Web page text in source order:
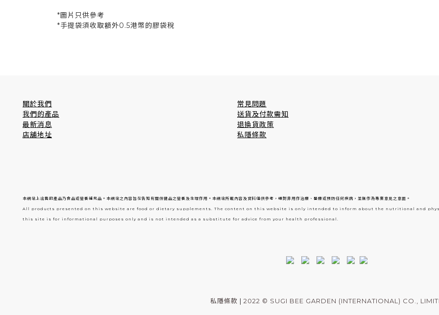
*圖片只供參考
*手提袋須收取額外0.5港幣的膠袋稅
關於我們
我們的產品
最新消息
店舖地址
常見問題
送貨及付款需知
退換貨政策
私隱條款
本網站上出售的產品乃食品或營養補充品。本網站之內容旨在告知有關保健品之營養及生理作用。本網站所載內容及資料僅供參考，絕對非用作治療、醫療或預防任何疾病，並無作為專業意見之意圖。
All products presented on this website are food or dietary supplements. The content on this website is only intended to inform about the nutritional and
this site is for informational purposes only and is not intended as a substitute for advice from your health professional.
私隱條款 | 2022 © SUGI BEE GARDEN (INTERNATIONAL) CO.,